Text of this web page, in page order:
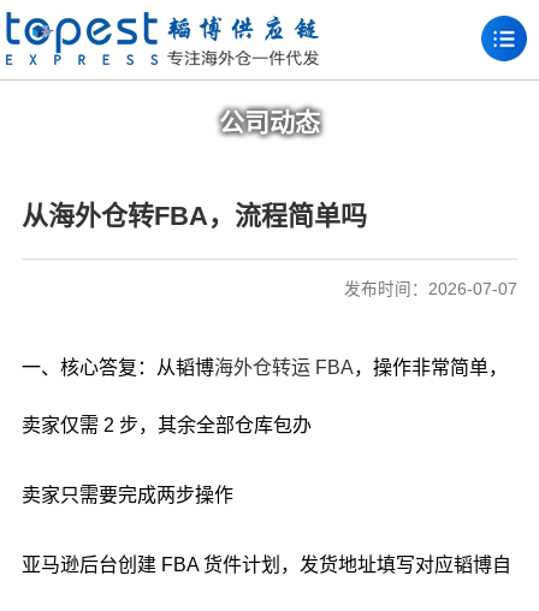
公司动态
从海外仓转FBA，流程简单吗
发布时间：2026-07-07
一、核心答复：从韬博海外仓转运 FBA，操作非常简单，
卖家仅需 2 步，其余全部仓库包办
卖家只需要完成两步操作
亚马逊后台创建 FBA 货件计划，发货地址填写对应韬博自